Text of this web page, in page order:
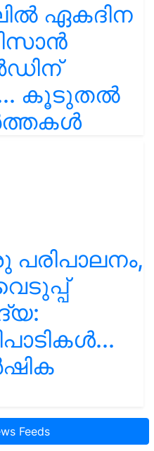
ഏകദിന
കൂടുതൽ
പരിപാലനം,
Feeds